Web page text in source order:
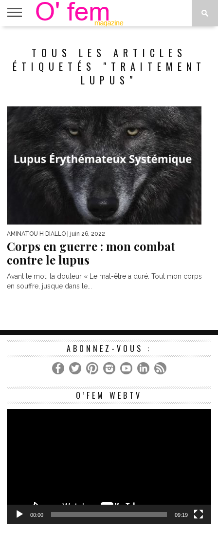
ÉTOILES
MENUS
TOUS LES ARTICLES
ÉTIQUETÉS "TRAITEMENT
LUPUS"
AMINATOU H DIALLO | juin 26, 2022
Corps en guerre : mon combat
contre le lupus
Avant le mot, la douleur « Le mal-être a duré. Tout mon corps
en souffre, jusque dans le...
ABONNEZ-VOUS :
O’FEM WEBTV
00:00 09:19